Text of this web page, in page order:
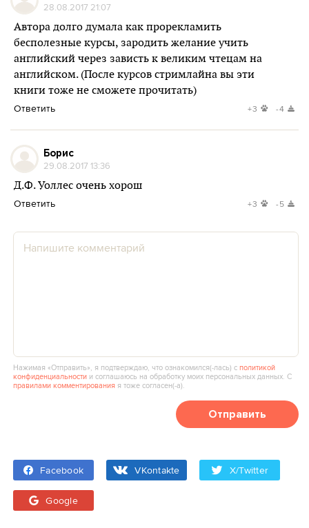
28.08.2017 21:07
Автора долго думала как прорекламить
бесполезные курсы, зародить желание учить
английский через зависть к великим чтецам на
английском. (После курсов стримлайна вы эти
книги тоже не сможете прочитать)
Ответить +3 -4
Борис
29.08.2017 13:36
Д.Ф. Уоллес очень хорош
Ответить +3 -5
Нажимая «Отправить», я подтверждаю, что ознакомился(‑лась) сполитикой
конфиденциальности и соглашаюсь на обработку моих персональных данных. С
правилами комментирования я тоже согласен(‑а).
Отправить
Facebook VKontakte X/Twitter
Google